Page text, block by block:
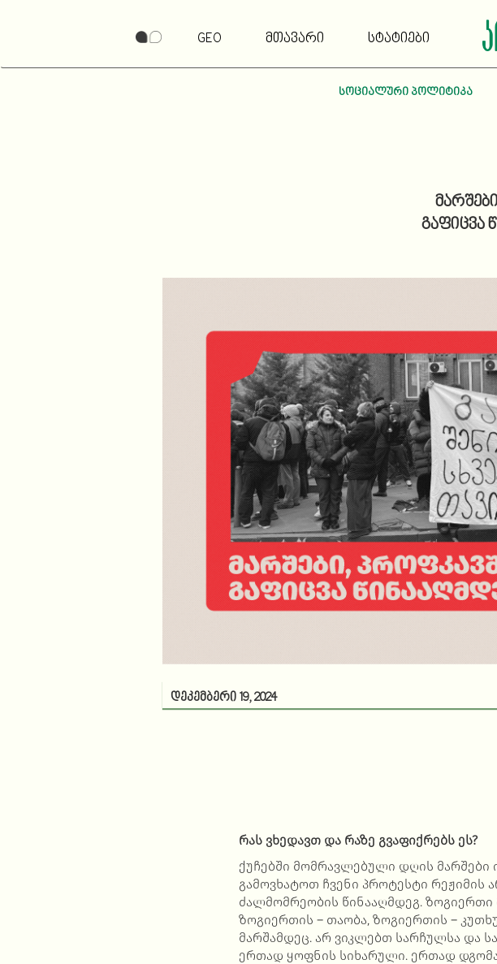
GEO მთავარი სტატიები
სოციალური პოლიტიკა
გაფიცვა
დეკემბერი 19, 2024
რას ვხედავთ და რაზე გვაფიქრებს ეს?
ქუჩებში მომრავლებული დღის მარშები
გამოვხატოთ ჩვენი პროტესტი
ძალმომრეობის წინააღმდეგ. ზოგიერთი
ზოგიერთის – თაობა, ზოგიერთის –
მარშამდეც. არ ვიკლებთ სარჩულსა და
ერთად ყოფნის სიხარული. ერთად